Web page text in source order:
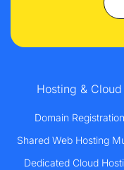
Hosting & Cloud
Domain Registration
Shared Web Hosting
Dedicated Cloud